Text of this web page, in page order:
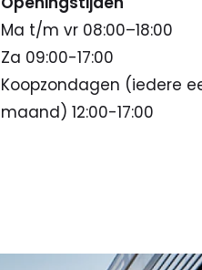
Ma t/m vr 08:00–18:00
Za 09:00-17:00
Koopzondagen (iedere
maand) 12:00-17:00